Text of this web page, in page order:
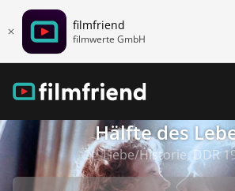
filmfriend
filmwerte GmbH
Hälfte des
Liebe/Historie, DDR